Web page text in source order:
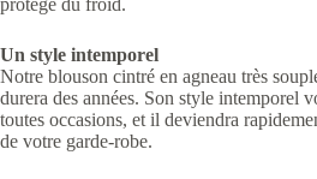
Un style intemporel
Notre blouson cintré en agneau très
durera des années. Son style intemporel
toutes occasions, et il deviendra
de votre garde-robe.